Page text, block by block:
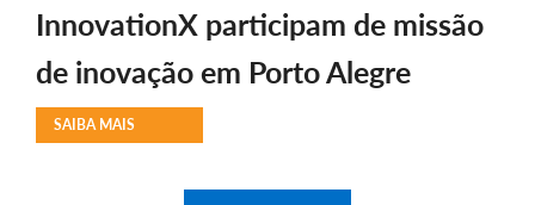
InnovationX participam de missão
de inovação em Porto Alegre
SAIBA MAIS